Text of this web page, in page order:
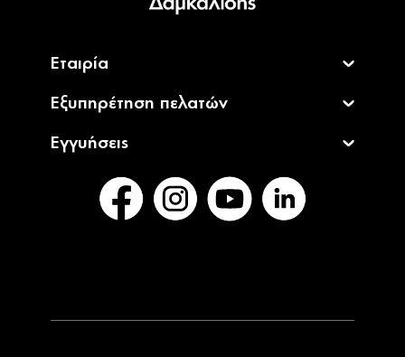
Εταιρία
Εξυπηρέτηση πελατών
Εγγυήσεις